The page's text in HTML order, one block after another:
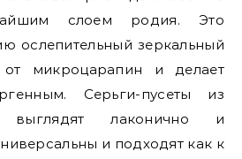
слоем родия. Это
ослепительный зеркальный
микроцарапин и делает
Серьги-пусеты из
выглядят лаконично и
и подходят как к